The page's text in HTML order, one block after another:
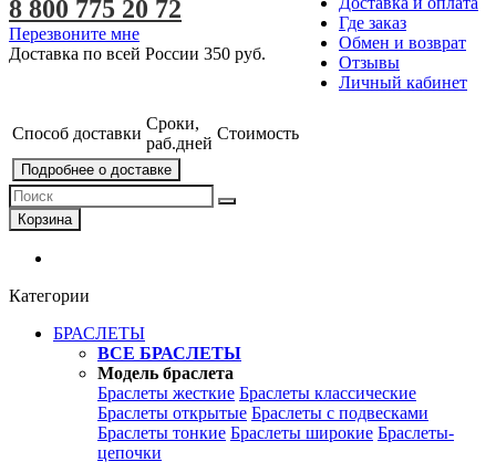
Где заказ
Обмен и возврат
Отзывы
Личный кабинет
8 800 775 20 72
Перезвоните мне
Доставка по всей России 350 руб.
Способ доставки
Сроки,
раб.дней
Стоимость
Подробнее о доставке
Корзина
Категории
БРАСЛЕТЫ
ВСЕ БРАСЛЕТЫ
Модель браслета
Браслеты жесткие Браслеты классические
Браслеты открытые Браслеты с подвесками
Браслеты тонкие Браслеты широкие Браслеты-
цепочки